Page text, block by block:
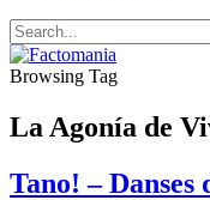
Browsing Tag
La Agonía de
Tano! – Danses